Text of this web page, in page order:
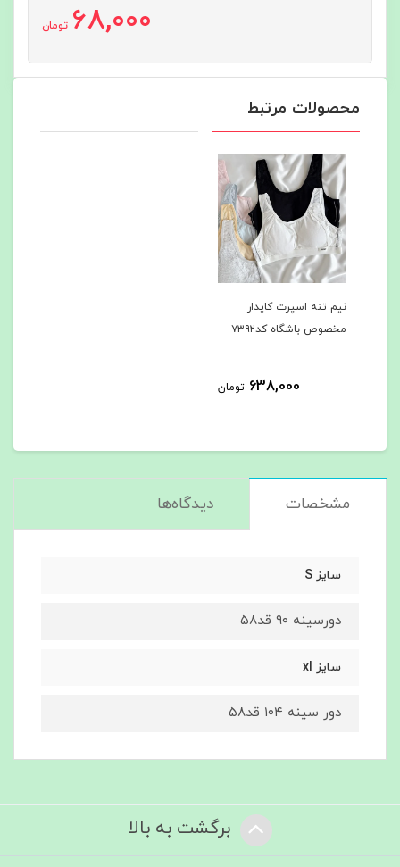
68,000 تومان
محصولات مرتبط
نیم تنه اسپرت کاپدار
مخصوص باشگاه کد۷۳۹۲
638,000 تومان
مشخصات دیدگاه‌ها
سایز S
دورسینه ۹۰ قد۵۸
سایز xl
دور سینه ۱۰۴ قد۵۸
برگشت به بالا